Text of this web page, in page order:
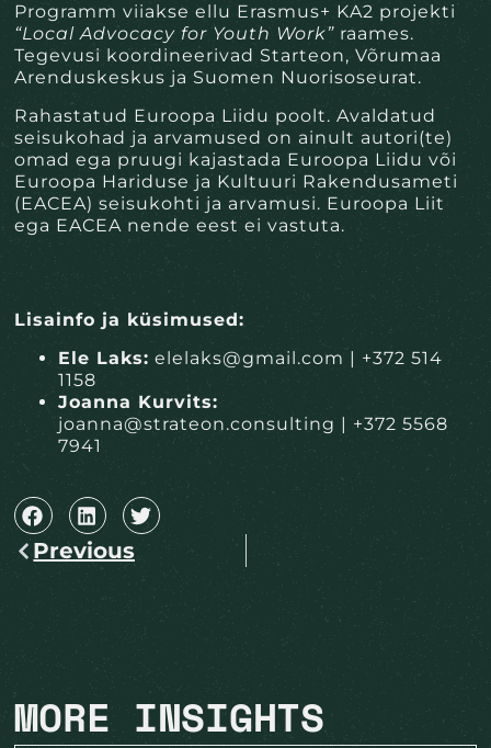
Programm viiakse ellu Erasmus+ KA2 projekti
“Local Advocacy for Youth Work” raames.
Tegevusi koordineerivad Starteon, Võrumaa
Arenduskeskus ja Suomen Nuorisoseurat.
Rahastatud Euroopa Liidu poolt. Avaldatud
seisukohad ja arvamused on ainult autori(te)
omad ega pruugi kajastada Euroopa Liidu või
Euroopa Hariduse ja Kultuuri Rakendusameti
(EACEA) seisukohti ja arvamusi. Euroopa Liit
ega EACEA nende eest ei vastuta.
Lisainfo ja küsimused:
Ele Laks: elelaks@gmail.com | +372 514
1158
Joanna Kurvits:
joanna@strateon.consulting | +372 5568
7941
Previous
MORE INSIGHTS